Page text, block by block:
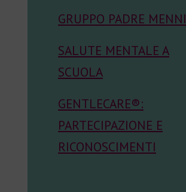
GRUPPO PADRE MENNI
SALUTE MENTALE A
SCUOLA
GENTLECARE®:
PARTECIPAZIONE E
RICONOSCIMENTI